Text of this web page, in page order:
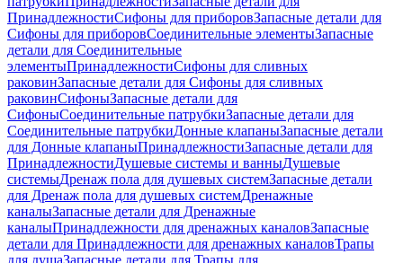
ПринадлежностиСифоны для приборовЗапасные детали для
Сифоны для приборовСоединительные элементыЗапасные
детали для Соединительные
элементыПринадлежностиСифоны для сливных
раковинЗапасные детали для Сифоны для сливных
раковинСифоныЗапасные детали для
СифоныСоединительные патрубкиЗапасные детали для
Соединительные патрубкиДонные клапаныЗапасные детали
для Донные клапаныПринадлежностиЗапасные детали для
ПринадлежностиДушевые системы и ванныДушевые
системыДренаж пола для душевых системЗапасные детали
для Дренаж пола для душевых системДренажные
каналыЗапасные детали для Дренажные
каналыПринадлежности для дренажных каналовЗапасные
детали для Принадлежности для дренажных каналовТрапы
для душаЗапасные детали для Трапы для